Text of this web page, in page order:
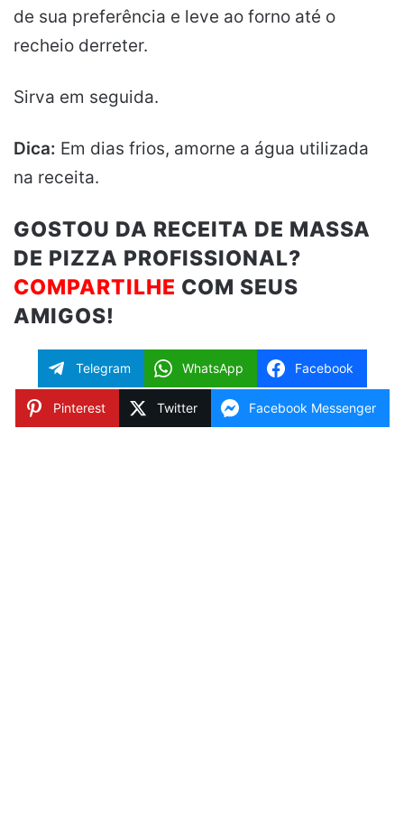
de sua preferência e leve ao forno até o
recheio derreter.
Sirva em seguida.
Dica: Em dias frios, amorne a água utilizada
na receita.
GOSTOU DA RECEITA DE MASSA
DE PIZZA PROFISSIONAL?
COMPARTILHE COM SEUS
AMIGOS!
Telegram WhatsApp Facebook
Pinterest Twitter Facebook Messenger